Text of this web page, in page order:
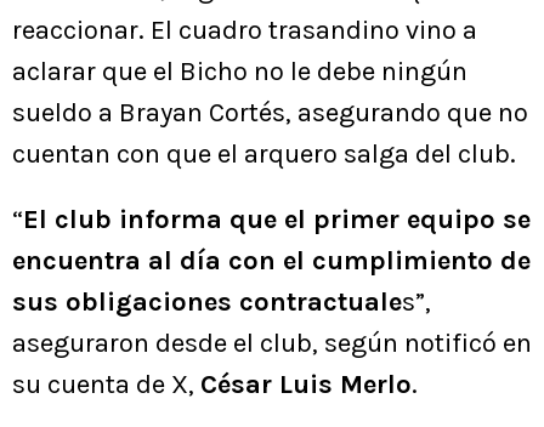
reaccionar. El cuadro trasandino vino a
aclarar que el Bicho no le debe ningún
sueldo a Brayan Cortés, asegurando que no
cuentan con que el arquero salga del club.
“El club informa que el primer equipo se
encuentra al día con el cumplimiento de
sus obligaciones contractuales”,
aseguraron desde el club, según notificó en
su cuenta de X, César Luis Merlo.